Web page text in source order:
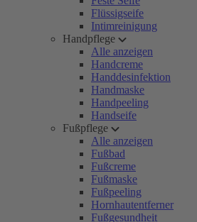
Flüssigseife
Intimreinigung
Handpflege
Alle anzeigen
Handcreme
Handdesinfektion
Handmaske
Handpeeling
Handseife
Fußpflege
Alle anzeigen
Fußbad
Fußcreme
Fußmaske
Fußpeeling
Hornhautentferner
Fußgesundheit